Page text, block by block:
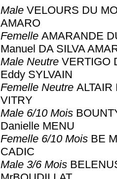
Male VELOURS DU
AMARO
Femelle AMARANDE
Manuel DA SILVA
Male Neutre VERTIGO
Eddy SYLVAIN
Femelle Neutre ALTAIR
VITRY
Male 6/10 Mois
Danielle MENU
Femelle 6/10 Mois BE
CADIC
Male 3/6 Mois